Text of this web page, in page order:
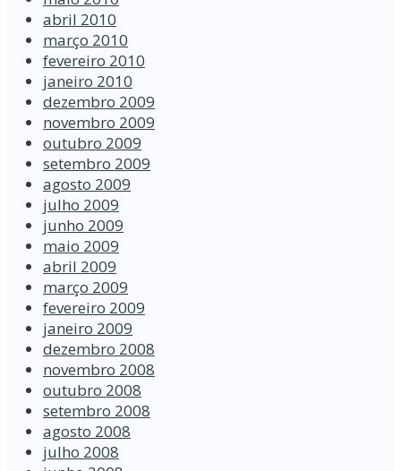
abril 2010
março 2010
fevereiro 2010
janeiro 2010
dezembro 2009
novembro 2009
outubro 2009
setembro 2009
agosto 2009
julho 2009
junho 2009
maio 2009
abril 2009
março 2009
fevereiro 2009
janeiro 2009
dezembro 2008
novembro 2008
outubro 2008
setembro 2008
agosto 2008
julho 2008